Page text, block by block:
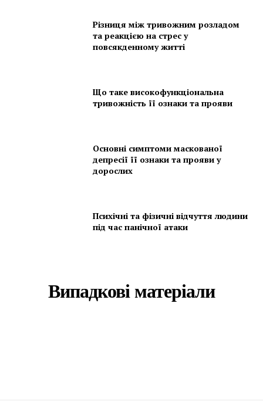
Різниця між тривожним розладом
та реакцією на стрес у
повсякденному житті
Що таке високофункціональна
тривожність її ознаки та прояви
Основні симптоми маскованої
депресії її ознаки та прояви у
дорослих
Психічні та фізичні відчуття людини
під час панічної атаки
Випадкові матеріали